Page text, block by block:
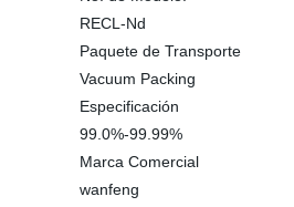
RECL-Nd
Paquete de Transporte
Vacuum Packing
Especificación
99.0%-99.99%
Marca Comercial
wanfeng